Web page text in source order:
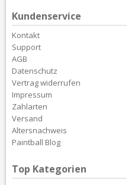
Kundenservice
Kontakt
Support
AGB
Datenschutz
Vertrag widerrufen
Impressum
Zahlarten
Versand
Altersnachweis
Paintball Blog
Top Kategorien